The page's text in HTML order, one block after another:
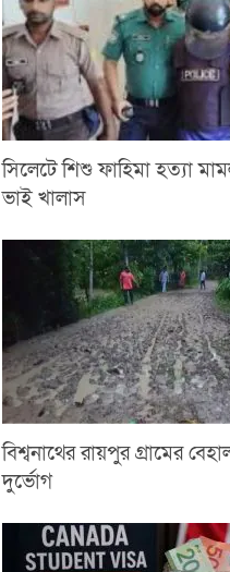
সিলেটে শিশু ফাহিমা হত্যা
ভাই খালাস
বিশ্বনাথের রায়পুর গ্রামের
দুর্ভোগ